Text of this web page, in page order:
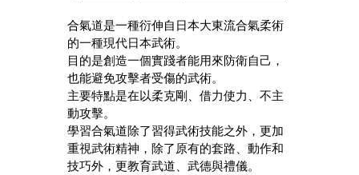
合氣道是一種衍伸自日本大東流合氣柔術
的一種現代日本武術。
目的是創造一個實踐者能用來防衛自己，
也能避免攻擊者受傷的武術。
主要特點是在以柔克剛、借力使力、不主
動攻擊。
學習合氣道除了習得武術技能之外，更加
重視武術精神，除了原有的套路、動作和
技巧外，更教育武道、武德與禮儀。